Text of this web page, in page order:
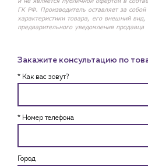
ГК РФ. Производитель оставляет за собой
характеристики товара, его внешний
предварительного уведомления продавца
Закажите консультацию по
* Как вас зовут?
* Номер телефона
Город